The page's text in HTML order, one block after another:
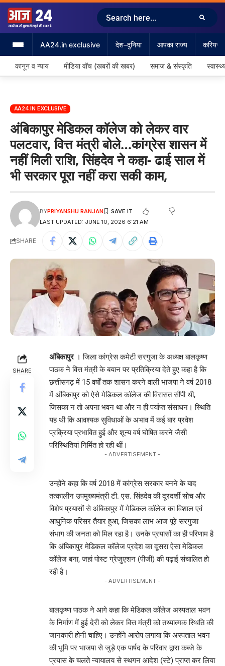
AA24.in exclusive देश–दुनिया आपका राज्य करियर
कानून व न्याय मीडिया वॉच (खबरों की खबर) समाज & संस्कृति
AA24.IN EXCLUSIVE
अंबिकापुर मेडिकल कॉलेज को लेकर वार
पलटवार, वित्त मंत्री बोले…कांग्रेस शासन में
नहीं मिली राशि, सिंहदेव ने कहा- ढाई साल में
भी सरकार पूरा नहीं करा सकी काम,
LAST UPDATED: JUNE 10, 2026 6:21 AM
BYPRIYANSHU RANJAN
SHARE
SHARE
अंबिकापुर। जिला कांग्रेस कमेटी सरगुजा के अध्यक्ष बालकृष्ण
पाठक ने वित्त मंत्री के बयान पर प्रतिक्रिया देते हुए कहा है कि
छत्तीसगढ़ में 15 वर्षों तक शासन करने वाली भाजपा ने वर्ष 2018
में अंबिकापुर को ऐसे मेडिकल कॉलेज की विरासत सौंपी थी,
जिसका न तो अपना भवन था और न ही पर्याप्त संसाधन। स्थिति
यह थी कि आवश्यक सुविधाओं के अभाव में कई बार प्रवेश
प्रक्रिया प्रभावित हुई और शून्य वर्ष घोषित करने जैसी
परिस्थितियां निर्मित हो रही थीं।
- ADVERTISEMENT -
उन्होंने कहा कि वर्ष 2018 में कांग्रेस सरकार बनने के बाद
तत्कालीन उपमुख्यमंत्री टी. एस. सिंहदेव की दूरदर्शी सोच और
विशेष प्रयासों से अंबिकापुर में मेडिकल कॉलेज का विशाल एवं
आधुनिक परिसर तैयार हुआ, जिसका लाभ आज पूरे सरगुजा
संभाग की जनता को मिल रहा है। उनके प्रयासों का ही परिणाम है
कि अंबिकापुर मेडिकल कॉलेज प्रदेश का दूसरा ऐसा मेडिकल
कॉलेज बना, जहां पोस्ट ग्रेजुएशन (पीजी) की पढ़ाई संचालित हो
रही है।
- ADVERTISEMENT -
बालकृष्ण पाठक ने आगे कहा कि मेडिकल कॉलेज अस्पताल भवन
के निर्माण में हुई देरी को लेकर वित्त मंत्री को तथ्यात्मक स्थिति की
जानकारी होनी चाहिए। उन्होंने आरोप लगाया कि अस्पताल भवन
की भूमि पर भाजपा से जुड़े एक पार्षद के परिवार द्वारा कब्जे के
प्रयास के चलते न्यायालय से स्थगन आदेश (स्टे) प्राप्त कर लिया